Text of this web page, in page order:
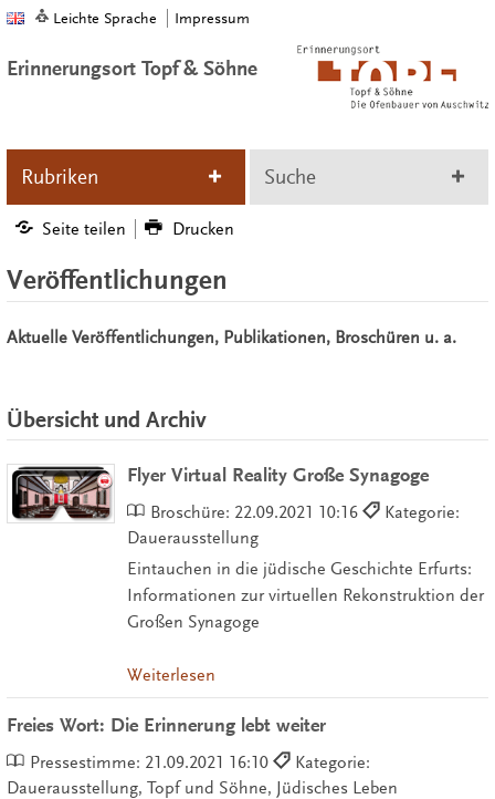
Leichte Sprache Impressum
Erinnerungsort Topf & Söhne
Rubriken Suche
Seite teilen Drucken
Veröffentlichungen
Aktuelle Veröffentlichungen, Publikationen, Broschüren u. a.
Übersicht und Archiv
Flyer Virtual Reality Große Synagoge
Broschüre: 22.09.2021 10:16
Kategorie:
Dauerausstellung
Eintauchen in die jüdische Geschichte Erfurts:
Informationen zur virtuellen Rekonstruktion der
Großen Synagoge
Weiterlesen
Freies Wort: Die Erinnerung lebt weiter
Pressestimme: 21.09.2021 16:10
Kategorie:
Dauerausstellung, Topf und Söhne, Jüdisches Leben